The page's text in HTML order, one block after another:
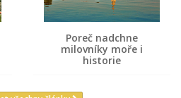
Poreč nadchne
milovníky moře i
historie